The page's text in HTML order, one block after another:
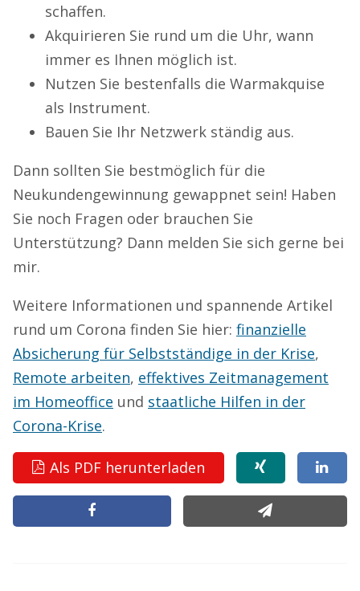
schaffen.
Akquirieren Sie rund um die Uhr, wann
immer es Ihnen möglich ist.
Nutzen Sie bestenfalls die Warmakquise
als Instrument.
Bauen Sie Ihr Netzwerk ständig aus.
Dann sollten Sie bestmöglich für die
Neukundengewinnung gewappnet sein! Haben
Sie noch Fragen oder brauchen Sie
Unterstützung? Dann melden Sie sich gerne bei
mir.
Weitere Informationen und spannende Artikel
rund um Corona finden Sie hier: finanzielle
Absicherung für Selbstständige in der Krise,
Remote arbeiten, effektives Zeitmanagement
im Homeoffice und staatliche Hilfen in der
Corona-Krise.
Als PDF herunterladen